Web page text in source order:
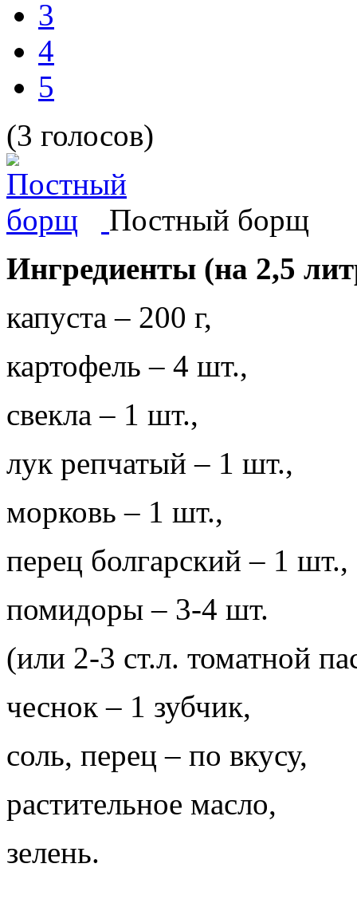
3
4
5
(3 голосов)
Постный борщ
Ингредиенты (на 2,5
капуста – 200 г,
картофель – 4 шт.,
свекла – 1 шт.,
лук репчатый – 1 шт.,
морковь – 1 шт.,
перец болгарский – 1 шт.,
помидоры – 3-4 шт.
(или 2-3 ст.л. томатной
чеснок – 1 зубчик,
соль, перец – по вкусу,
растительное масло,
зелень.